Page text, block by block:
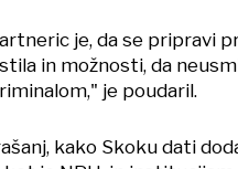
je, da se pripravi
in možnosti, da
je poudaril.
kako Skoku dati